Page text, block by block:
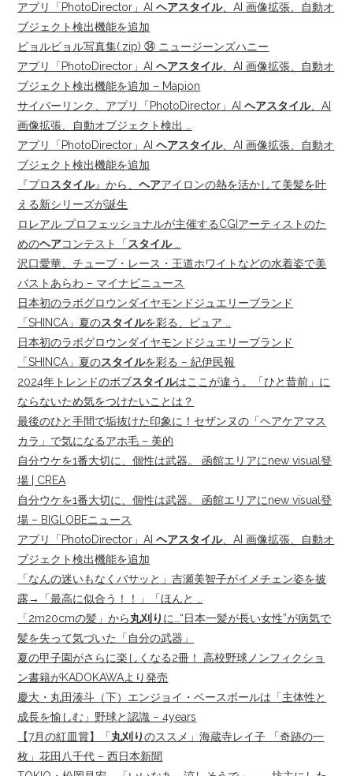
アプリ「PhotoDirector」AIヘアスタイル、AI 画像拡張、自動オ
ブジェクト検出機能を追加
ビョルビョル写真集(.zip) ㉞ ニュージーンズハニー
アプリ「PhotoDirector」AIヘアスタイル、AI 画像拡張、自動オ
ブジェクト検出機能を追加 – Mapion
サイバーリンク、アプリ「PhotoDirector」AIヘアスタイル、AI
画像拡張、自動オブジェクト検出 …
アプリ「PhotoDirector」AIヘアスタイル、AI 画像拡張、自動オ
ブジェクト検出機能を追加
『プロ スタイル』から、ヘアアイロンの熱を活かして美髪を叶
える新シリーズが誕生
ロレアル プロフェッショナルが主催するCGIアーティストのた
めのヘアコンテスト「 スタイル…
沢口愛華、チューブ・レース・王道ホワイトなどの水着姿で美
バストあらわ – マイナビニュース
日本初のラボグロウンダイヤモンドジュエリーブランド
「SHINCA」夏のスタイルを彩る、ピュア …
日本初のラボグロウンダイヤモンドジュエリーブランド
「SHINCA」夏のスタイルを彩る – 紀伊民報
2024年トレンドのボブスタイルはここが違う。「ひと昔前」に
ならないため気をつけたいことは？
最後のひと手間で垢抜けた印象に！セザンヌの「ヘアケアマス
カラ」で気になるアホ毛 – 美的
自分ウケを1番大切に、個性は武器。 函館エリアにnew visual登
場 | CREA
自分ウケを1番大切に、個性は武器。 函館エリアにnew visual登
場 – BIGLOBEニュース
アプリ「PhotoDirector」AIヘアスタイル、AI 画像拡張、自動オ
ブジェクト検出機能を追加
「なんの迷いもなくバサッと」吉瀬美智子がイメチェン姿を披
露→「最高に似合う！！」「ほんと …
「2m20cmの髪」から丸刈り に…“日本一髪が長い女性”が病気で
髪を失って気づいた「自分の武器」
夏の甲子園がさらに楽しくなる2冊！ 高校野球ノンフィクショ
ン書籍がKADOKAWAより発売
慶大・丸田湊斗（下）エンジョイ・ベースボールは「主体性と
成長を愉しむ」野球と認識 – 4years
【7月の紅皿賞】「丸刈りのススメ」海蔵寺レイ子 「奇跡の一
枚」花田八千代 – 西日本新聞